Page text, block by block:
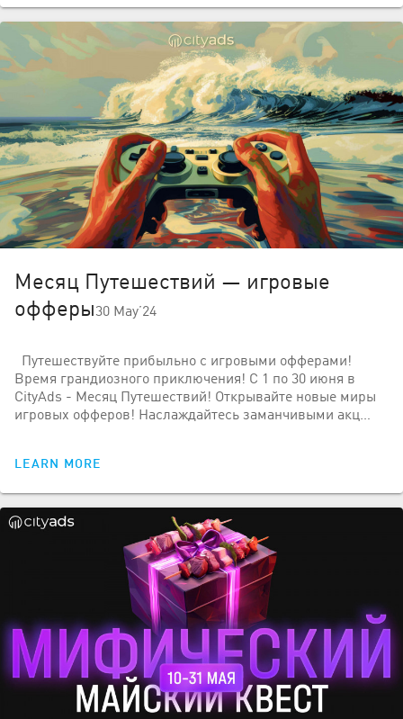
Месяц Путешествий — игровые
офферы30 May’24
Путешествуйте прибыльно с игровыми офферами!
Время грандиозного приключения! С 1 по 30 июня в
CityAds - Месяц Путешествий! Открывайте новые миры
игровых офферов! Наслаждайтесь заманчивыми акц…
LEARN MORE